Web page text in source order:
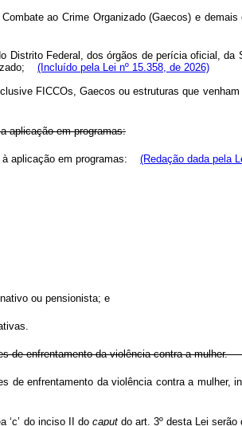
ao Crime Organizado (Gaecos) e
Federal, dos órgãos de perícia oficial,
(Incluído pela Lei nº 15.358, de 2026)
FICCOs, Gaecos ou estruturas que
aplicação em programas:
à aplicação em programas: (Redação dada pela
ou pensionista; e
de enfrentamento da violência contra a
enfrentamento da violência contra a mulher,
‘c’ do inciso II do caputdo art. 3º desta Lei serão